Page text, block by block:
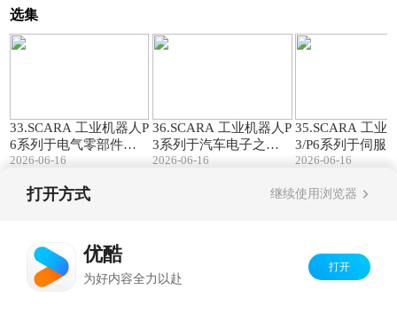
选集
33.SCARA 工业机器人P
6系列于电气零部件之
应用|长距抓取无界·直
2026-06-16
36.SCARA 工业机器人P
3系列于汽车电子之应
用|智控雷达摆盘·柔性
2026-06-16
35.SCARA 工业
3/P6系列于伺服
应用|机器人自动
2026-06-16
打开方式 继续使用浏览器
优酷
为好内容全力以赴
打开